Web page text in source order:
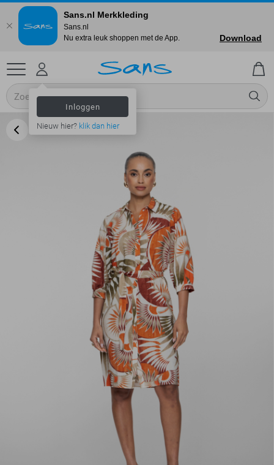
Inloggen
Nieuw hier? klik dan hier
Sans.nl Merkkleding
Sans.nl
Nu extra leuk shoppen met de App.
Download